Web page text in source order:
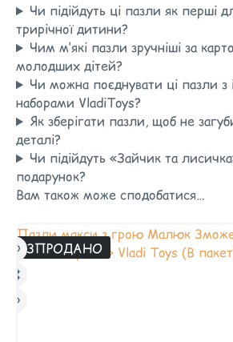
Чи підійдуть ці пазли як перші
трирічної дитини?
Чим м’які пазли зручніші за
молодших дітей?
Чи можна поєднувати ці пазли
наборами VladiToys?
Як зберігати пазли, щоб не
деталі?
Чи підійдуть «Зайчик та
подарунок?
Вам також може сподобатися…
РОЗПРОДАНО